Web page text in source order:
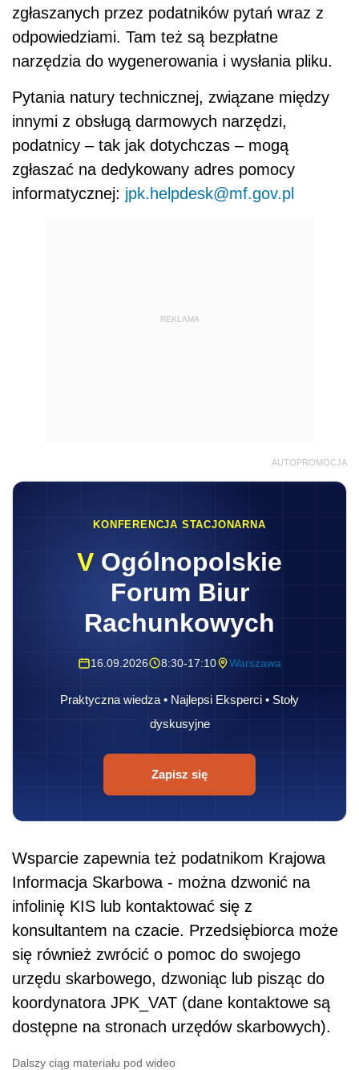
zgłaszanych przez podatników pytań wraz z
odpowiedziami. Tam też są bezpłatne
narzędzia do wygenerowania i wysłania pliku.
Pytania natury technicznej, związane między
innymi z obsługą darmowych narzędzi,
podatnicy – tak jak dotychczas – mogą
zgłaszać na dedykowany adres pomocy
informatycznej: jpk.helpdesk@mf.gov.pl
REKLAMA
AUTOPROMOCJA
KONFERENCJA STACJONARNA
V Ogólnopolskie
Forum Biur
Rachunkowych
16.09.2026 8:30-17:10 Warszawa
Praktyczna wiedza • Najlepsi Eksperci • Stoły
dyskusyjne
Zapisz się
Wsparcie zapewnia też podatnikom Krajowa
Informacja Skarbowa - można dzwonić na
infolinię KIS lub kontaktować się z
konsultantem na czacie. Przedsiębiorca może
się również zwrócić o pomoc do swojego
urzędu skarbowego, dzwoniąc lub pisząc do
koordynatora JPK_VAT (dane kontaktowe są
dostępne na stronach urzędów skarbowych).
Dalszy ciąg materiału pod wideo